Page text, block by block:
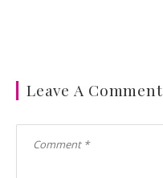
Leave A Comment